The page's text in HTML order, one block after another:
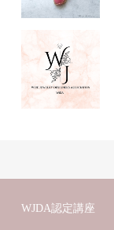
WJDA認定講座